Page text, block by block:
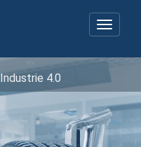
Toggle
Industrie 4.0